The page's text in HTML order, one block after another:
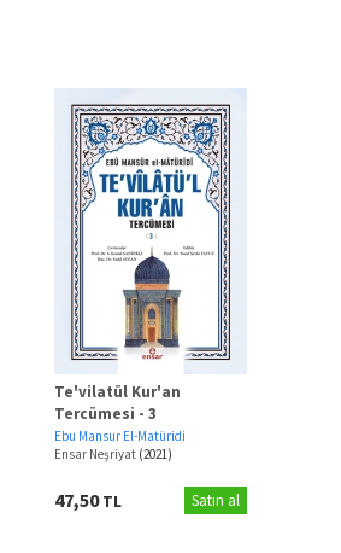
Te'vilatül Kur'an
Tercümesi - 3
Ebu Mansur El-Matüridi
Ensar Neşriyat (2021)
47,50TL Satın al